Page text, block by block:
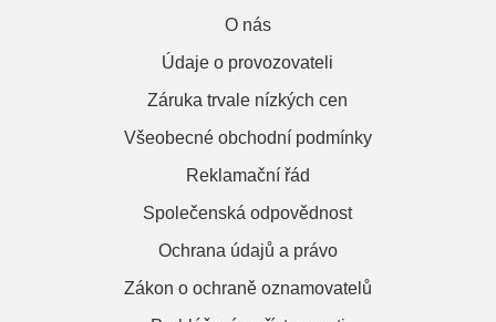
O nás
Údaje o provozovateli
Záruka trvale nízkých cen
Všeobecné obchodní podmínky
Reklamační řád
Společenská odpovědnost
Ochrana údajů a právo
Zákon o ochraně oznamovatelů